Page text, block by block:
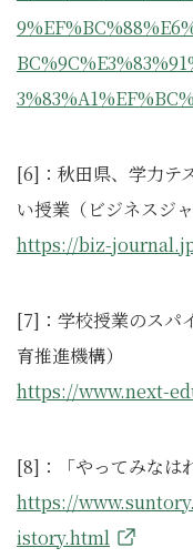
[6]：秋田県、学力テ
い授業（ビジネスジャ
https://biz-
[7]：学校授業のス
育推進機構）
https://www.next-
[8]：「やってみなは
https://
istory.html